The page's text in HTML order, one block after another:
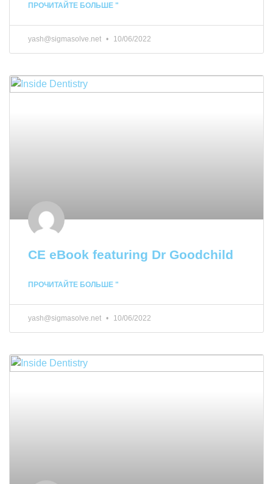
ПРОЧИТАЙТЕ БОЛЬШЕ "
yash@sigmasolve.net 10/06/2022
CE eBook featuring Dr Goodchild
ПРОЧИТАЙТЕ БОЛЬШЕ "
yash@sigmasolve.net 10/06/2022